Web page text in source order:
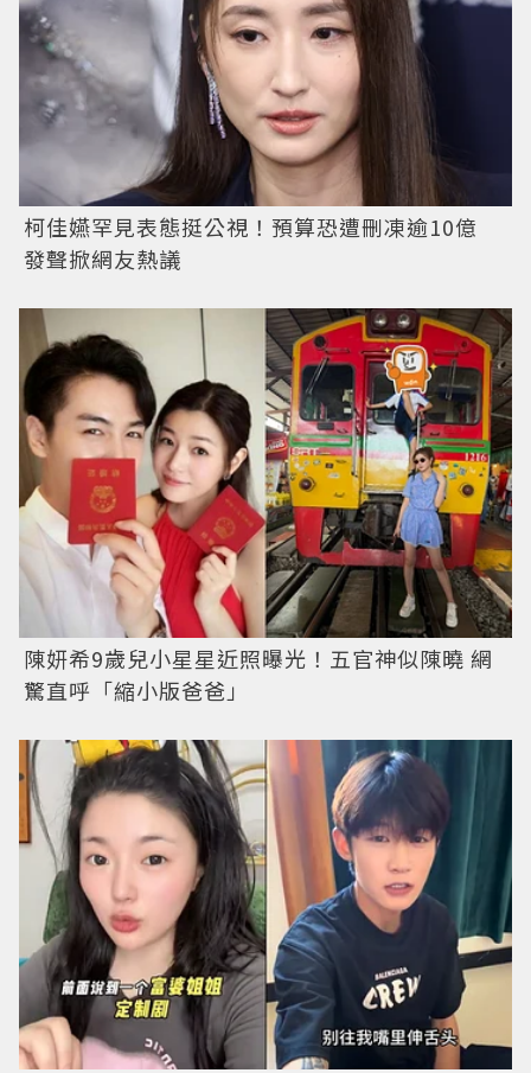
柯佳嬿罕見表態挺公視！預算恐遭刪凍逾10億
發聲掀網友熱議
陳妍希9歲兒小星星近照曝光！五官神似陳曉 網
驚直呼「縮小版爸爸」